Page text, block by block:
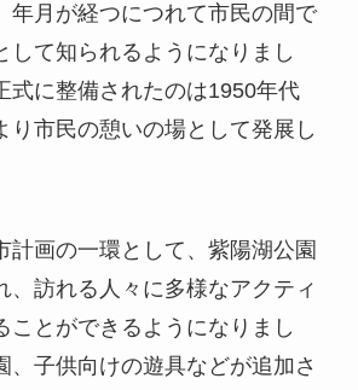
年月が経つにつれて市民の間で
して知られるようになりまし
式に整備されたのは1950年代
り市民の憩いの場として発展し
計画の一環として、紫陽湖公園
、訪れる人々に多様なアクティ
ことができるようになりまし
、子供向けの遊具などが追加さ